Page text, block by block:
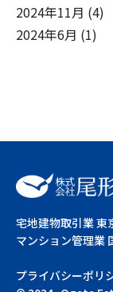
2024年11月 (4)
2024年6月 (1)
宅地建物取引業 東
マンション管理業
プライバシーポリ